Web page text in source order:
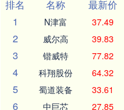
排名
名称 最新价
1
N津富 37.49
2 威尔高 39.83
3 锴威特 77.82
4 科翔股份 64.32
5 蜀道装备 33.61
6 中巨芯 27.85